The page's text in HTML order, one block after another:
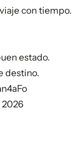
con tiempo.
estado.
destino.
2026